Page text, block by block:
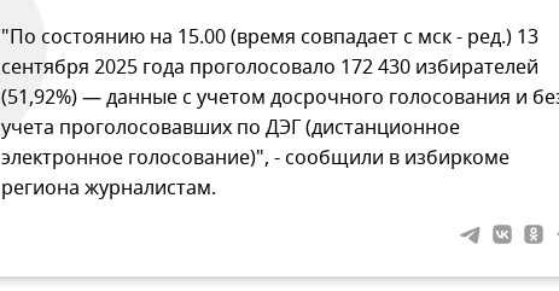
"По состоянию на 15.00 (время совпадает с мск - ред.) 13
сентября 2025 года проголосовало 172 430 избирателей
(51,92%) — данные с учетом досрочного голосования и
учета проголосовавших по ДЭГ (дистанционное
электронное голосование)", - сообщили в избиркоме
региона журналистам.